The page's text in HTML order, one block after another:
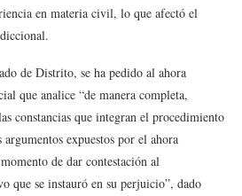
en materia civil, lo que afectó el
de Distrito, se ha pedido al ahora
que analice “de manera completa,
constancias que integran el procedimiento
expuestos por el ahora
de dar contestación al
que se instauró en su perjuicio”, dado